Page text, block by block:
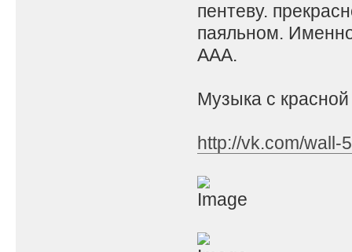
пентеву.
паяльном.
ААА.
Музыка с
http://vk.com/wall-